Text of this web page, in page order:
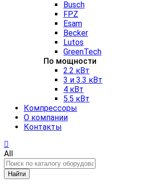
Busch
FPZ
Esam
Becker
Lutos
GreenTech
По мощности
2.2 кВт
3 и 3.3 кВт
4 кВт
5.5 кВт
Компрессоры
О компании
Контакты
All
Найти